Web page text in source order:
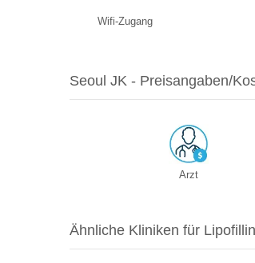
Wifi-Zugang
Seoul JK - Preisangaben/
Arzt
Ähnliche Kliniken für